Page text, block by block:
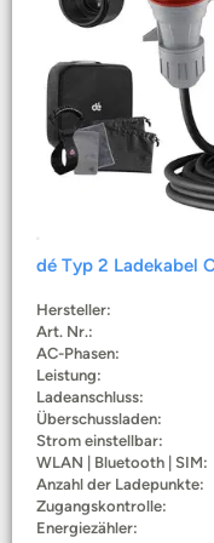
dé Typ 2 Ladekabel
Hersteller:
Art. Nr.:
AC-Phasen:
Leistung:
Ladeanschluss:
Überschussladen:
Strom einstellbar:
WLAN | Bluetooth | SIM:
Anzahl der Ladepunkte:
Zugangskontrolle:
Energiezähler: